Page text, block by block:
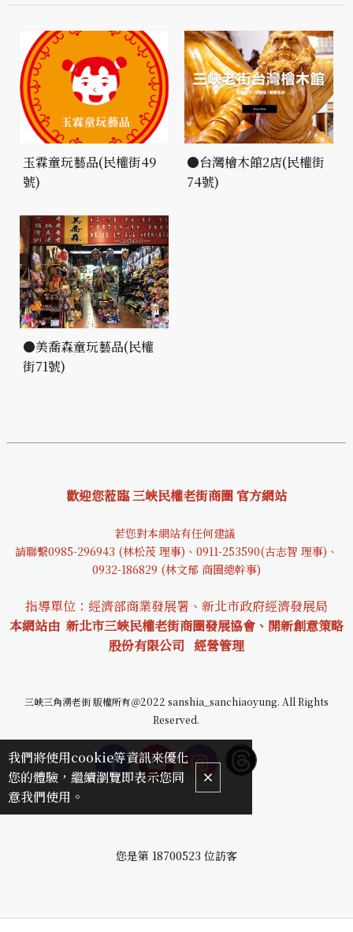
玉霖童玩藝品(民權街49
號)
●台灣檜木館2店(民權街
74號)
●美喬森童玩藝品(民權
街71號)
歡迎您蒞臨 三峽民權老街商圈 官方網站
若您對本網站有任何建議
請聯繫0985-296943 (林松茂 理事)、0911-253590(古志智 理事)、
0932-186829 (林文郁 商圈總幹事)
指導單位：經濟部商業發展署、新北市政府經濟發展局
本網站由 新北市三峽民權老街商圈發展協會、開新創意策略
股份有限公司 經營管理
三峽三角湧老街 版權所有＠2022 sanshia_sanchiaoyung. All Rights
Reserved.
您是第 18700523 位訪客
我們將使用cookie等資訊來優化
您的體驗，繼續瀏覽即表示您同
意我們使用。